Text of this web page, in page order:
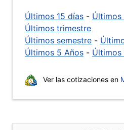
Últimos 15 días - Últimos
Últimos trimestre
Últimos semestre -
Últimos 5 Años - Últimos
Ver las cotizaciones en